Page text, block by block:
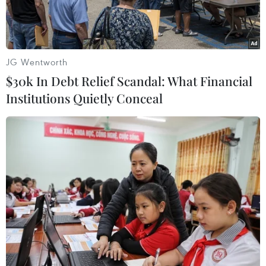
loạt địa điểm.
Khám xét nơi ở của đối tượng Nguyễn Văn Vi (tức Vi ngộ).
(Ảnh: TTXVN phát)
Ngày 29/6, dưới sự chỉ đạo trực tiếp của Giám
đốc và Thủ trưởng Cơ quan Cảnh sát điều tra
Công an tỉnh Thanh Hóa, Phòng Cảnh sát hình
sự Công an tỉnh Thanh Hóa đã chủ trì phối hợp
JG Wentworth
$30k In Debt Relief Scandal: What Financial
Institutions Quietly Conceal